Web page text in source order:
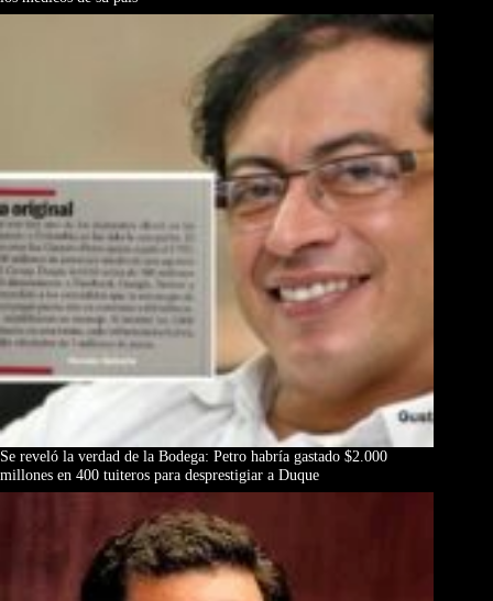
Se reveló la verdad de la Bodega: Petro habría gastado $2.000
millones en 400 tuiteros para desprestigiar a Duque